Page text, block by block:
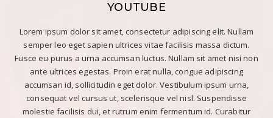
YOUTUBE
Lorem ipsum dolor sit amet, consectetur adipiscing elit. Nullam
semper leo eget sapien ultrices vitae facilisis massa dictum.
Fusce eu purus a urna accumsan luctus. Nullam sit amet nisi non
ante ultrices egestas. Proin erat nulla, congue adipiscing
accumsan id, sollicitudin eget dolor. Vestibulum ipsum urna,
consequat vel cursus ut, scelerisque vel nisl. Suspendisse
molestie facilisis dui, et rutrum enim fermentum id. Curabitur